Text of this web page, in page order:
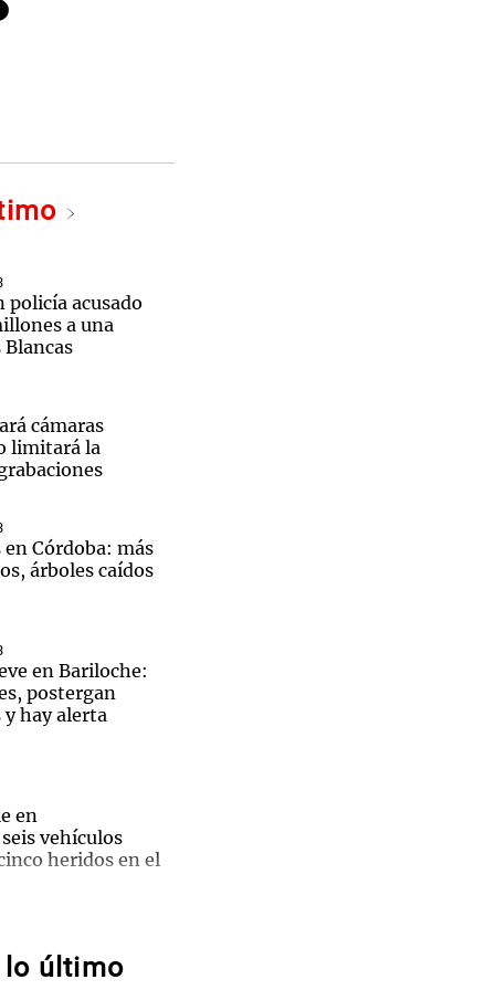
policía acusado
a una
cámaras
limitará la
Córdoba: más
árboles caídos
en Bariloche:
postergan
hay alerta
en
vehículos
heridos en el
en Fisherton:
familia y dos
lo último